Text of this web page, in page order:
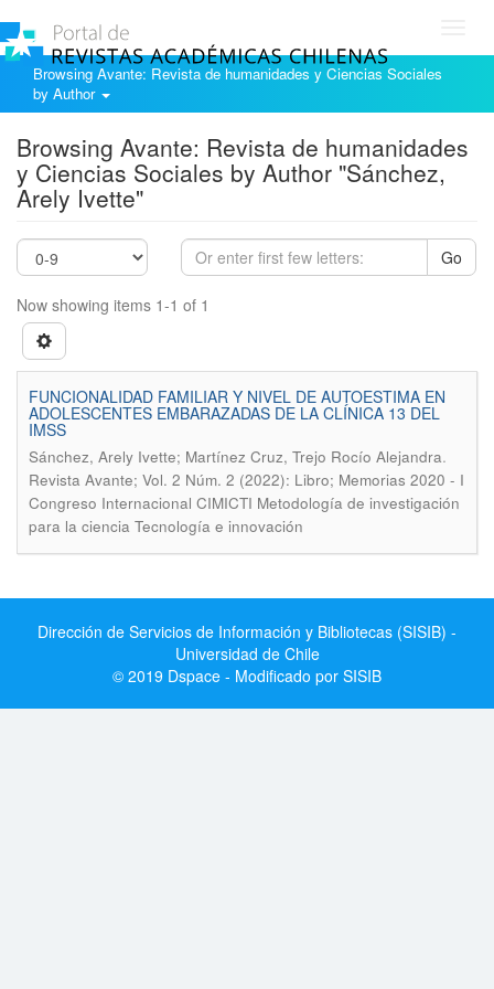
Browsing Avante: Revista de humanidades y Ciencias Sociales
by Author
Browsing Avante: Revista de humanidades
y Ciencias Sociales by Author "Sánchez,
Arely Ivette"
Go
Now showing items 1-1 of 1
FUNCIONALIDAD FAMILIAR Y NIVEL DE AUTOESTIMA EN
ADOLESCENTES EMBARAZADAS DE LA CLÍNICA 13 DEL
IMSS
Sánchez, Arely Ivette; Martínez Cruz, Trejo Rocío Alejandra.
Revista Avante; Vol. 2 Núm. 2 (2022): Libro; Memorias 2020 - I
Congreso Internacional CIMICTI Metodología de investigación
para la ciencia Tecnología e innovación
Dirección de Servicios de Información y Bibliotecas (SISIB) -
Universidad de Chile
© 2019 Dspace - Modificado por SISIB